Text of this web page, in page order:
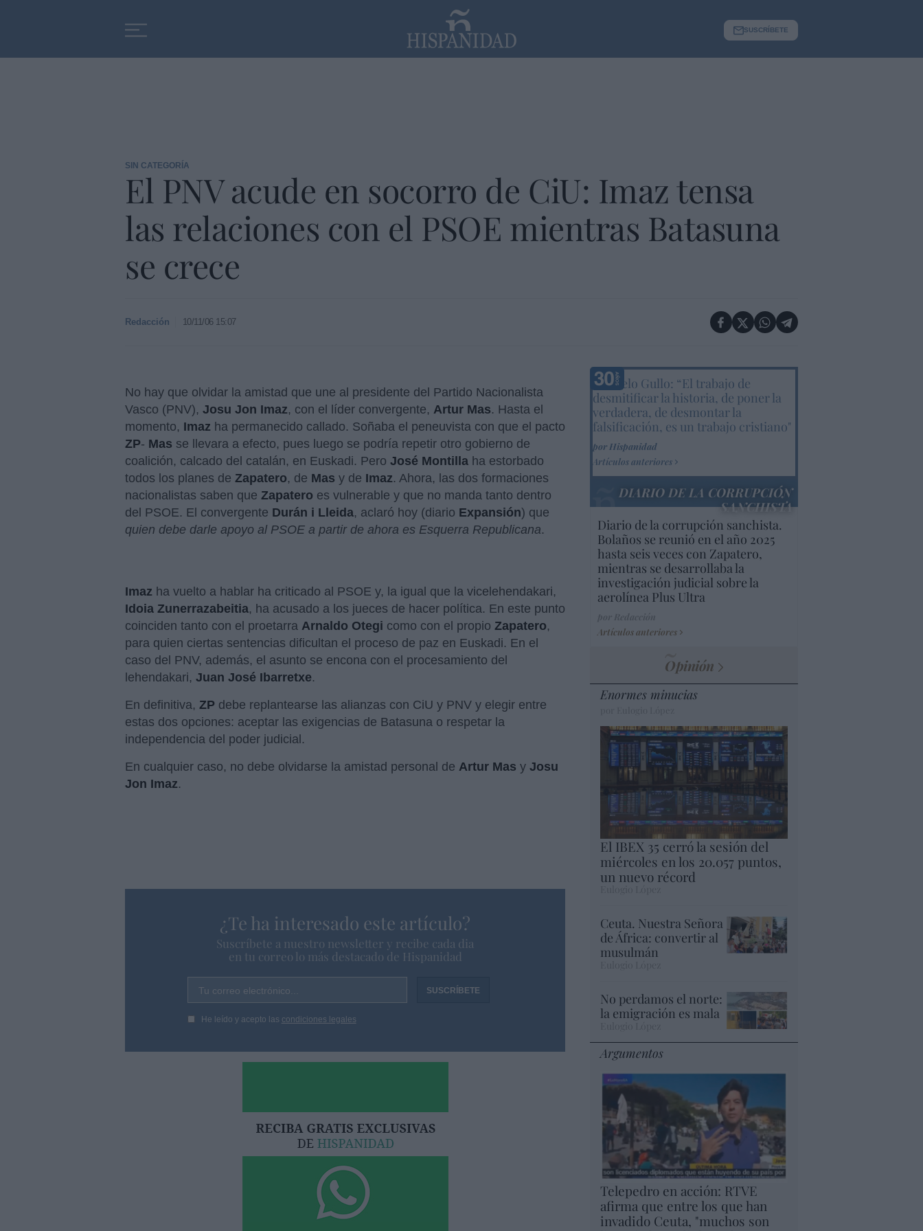
SUSCRÍBETE
SIN CATEGORÍA
El PNV acude en socorro de CiU: Imaz tensa
las relaciones con el PSOE mientras Batasuna
se crece
Redacción 10/11/06 15:07
No hay que olvidar la amistad que une al presidente del Partido Nacionalista
Vasco (PNV), Josu Jon Imaz, con el líder convergente, Artur Mas. Hasta el
momento, Imaz ha permanecido callado. Soñaba el peneuvista con que el pacto
ZP- Mas se llevara a efecto, pues luego se podría repetir otro gobierno de
coalición, calcado del catalán, en Euskadi. Pero José Montilla ha estorbado
todos los planes de Zapatero, de Mas y de Imaz. Ahora, las dos formaciones
nacionalistas saben que Zapatero es vulnerable y que no manda tanto dentro
del PSOE. El convergente Durán i Lleida, aclaró hoy (diario Expansión) que
quien debe darle apoyo al PSOE a partir de ahora es Esquerra Republicana.
Imaz ha vuelto a hablar ha criticado al PSOE y, la igual que la vicelehendakari,
Idoia Zunerrazabeitia, ha acusado a los jueces de hacer política. En este punto
coinciden tanto con el proetarra Arnaldo Otegi como con el propio Zapatero,
para quien ciertas sentencias dificultan el proceso de paz en Euskadi. En el
caso del PNV, además, el asunto se encona con el procesamiento del
lehendakari, Juan José Ibarretxe.
En definitiva, ZP debe replantearse las alianzas con CiU y PNV y elegir entre
estas dos opciones: aceptar las exigencias de Batasuna o respetar la
independencia del poder judicial.
En cualquier caso, no debe olvidarse la amistad personal de Artur Mas y Josu
Jon Imaz.
¿Te ha interesado este artículo?
Suscríbete a nuestro newsletter y recibe cada dia
en tu correo lo más destacado de Hispanidad
Tu correo electrónico...
He leído y acepto las condiciones legales
Marcelo Gullo: “El trabajo de
desmitificar la historia, de poner la
verdadera, de desmontar la
falsificación, es un trabajo cristiano"
por Hispanidad
Artículos anteriores
DIARIO DE LA CORRUPCIÓN
SANCHISTA
Diario de la corrupción sanchista.
Bolaños se reunió en el año 2025
hasta seis veces con Zapatero,
mientras se desarrollaba la
investigación judicial sobre la
aerolínea Plus Ultra
Artículos anteriores
Opinión
Enormes minucias
El IBEX 35 cerró la sesión del
miércoles en los 20.057 puntos,
un nuevo récord
Ceuta. Nuestra Señora
de África: convertir al
musulmán
No perdamos el norte:
la emigración es mala
Argumentos
Telepedro en acción: RTVE
afirma que entre los que han
invadido Ceuta, "muchos son